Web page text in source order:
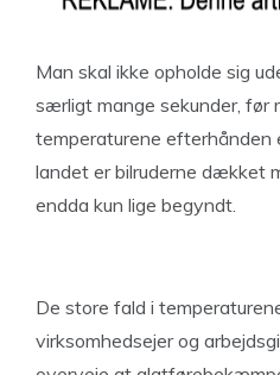
Man skal ikke opholde sig
særligt mange sekunder, før
temperaturene efterhånden
landet er bilruderne dækket
endda kun lige begyndt.
De store fald i
virksomhedsejer og